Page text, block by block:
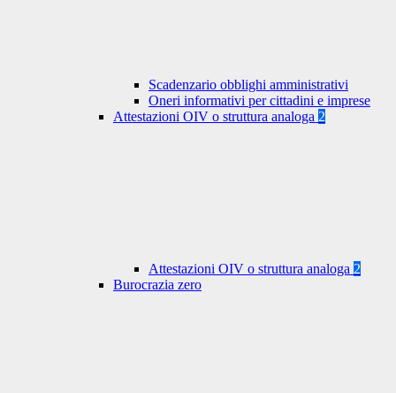
Scadenzario obblighi amministrativi
Oneri informativi per cittadini e imprese
Attestazioni OIV o struttura analoga 2
Attestazioni OIV o struttura analoga 2
Burocrazia zero